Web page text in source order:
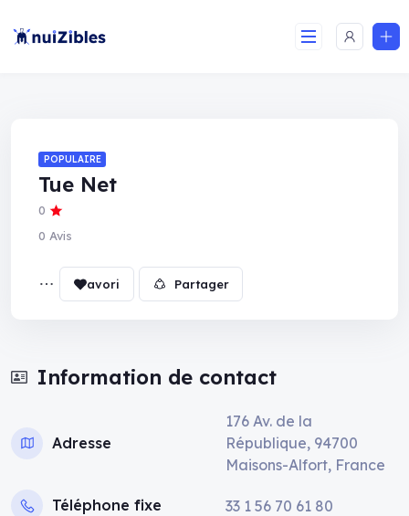
Tue Net
POPULAIRE
0
0 Avis
Partager
Information de contact
Adresse
176 Av. de la
République, 94700
Maisons-Alfort, France
Téléphone fixe 33 1 56 70 61 80